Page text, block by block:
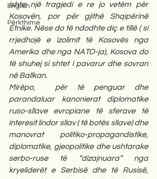
English
Përkthime
ishte një tragjedi e re jo vetëm për
Kosovën, por për gjithë Shqipërinë
Etnike. Nëse do të ndodhte diç e tillë ( si
rrjedhojë e izolimit të Kosovës nga
Amerika dhe nga NATO-ja), Kosova do
të shuhej si shtet i pavarur dhe sovran
në Ballkan.
Mirëpo,  për të penguar dhe
parandaluar kanonierat diplomatike
ruso-sllave evropiane të sferave të
interesit lindor sllav ( të botës sllave) dhe
manovrat politiko-propagandistike,
diplomatike, gjeopolitike dhe ushtarake
serbo-ruse të “dizajnuara” nga
kryeliderët e Serbisë dhe të Rusisë,